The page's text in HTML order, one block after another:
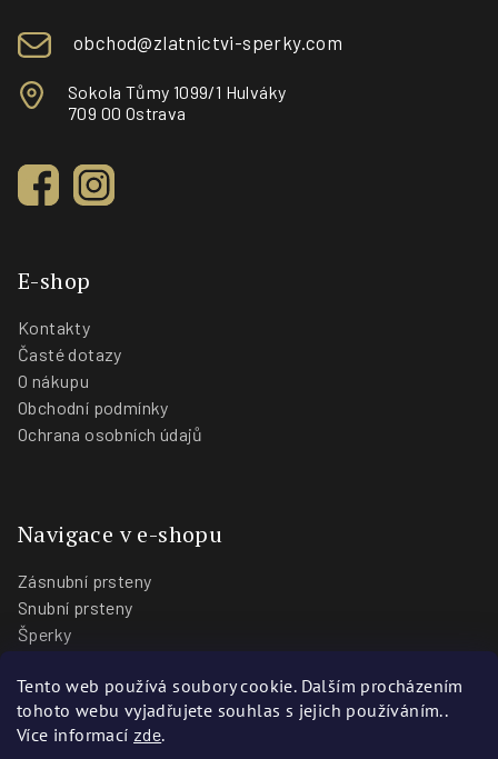
Tento web používá soubory cookie. Dalším procházením
tohoto webu vyjadřujete souhlas s jejich používáním..
Více informací zde.
obchod@zlatnictvi-sperky.com
Sokola Tůmy 1099/1 Hulváky
709 00 Ostrava
E-shop
Kontakty
Časté dotazy
O nákupu
Obchodní podmínky
Ochrana osobních údajů
Navigace v e-shopu
Zásnubní prsteny
Snubní prsteny
Šperky
Blog
Prodejny